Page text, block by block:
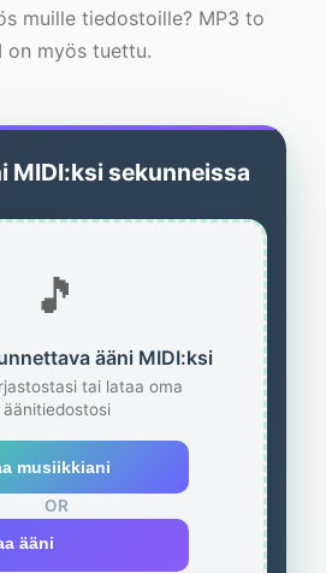
muille tiedostoille? MP3 to
on myös tuettu.
MIDI:ksi sekunneissa
🎵
ääni MIDI:ksi
tai lataa oma
äänitiedostosi
musiikkiani
OR
ääni